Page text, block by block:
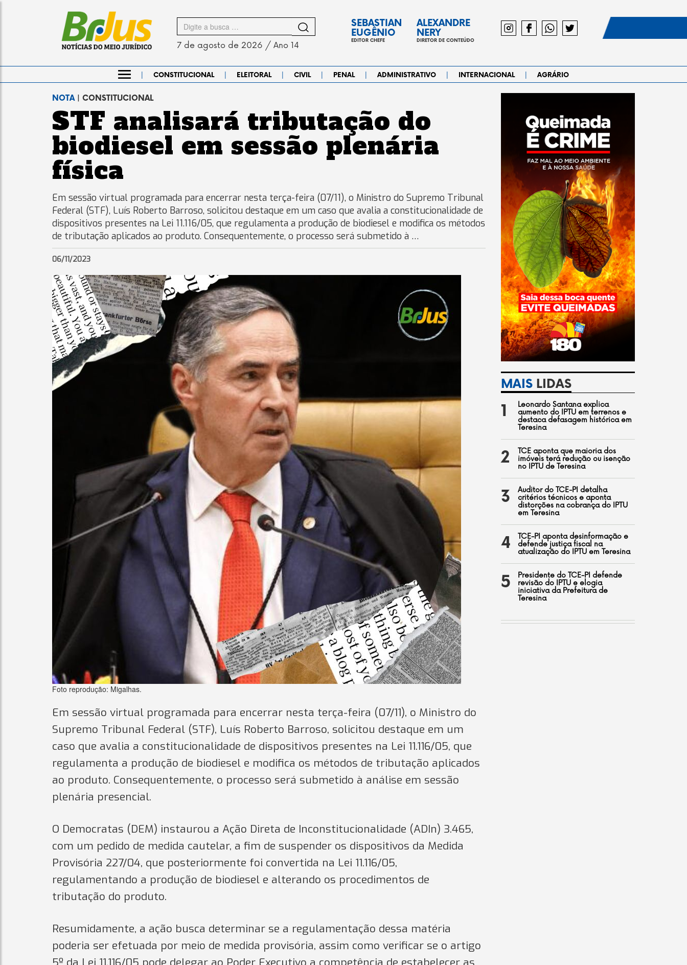
Search
for
7 de agosto de 2026 / Ano 14
SEBASTIAN
EUGÊNIO
EDITOR CHEFE
ALEXANDRE
NERY
DIRETOR DE CONTEÚDO
| CONSTITUCIONAL | ELEITORAL | CIVIL | PENAL | ADMINISTRATIVO | INTERNACIONAL | AGRÁRIO
NOTA| CONSTITUCIONAL
STF analisará tributação do
biodiesel em sessão plenária
física
Em sessão virtual programada para encerrar nesta terça-feira (07/11), o Ministro do Supremo Tribunal
Federal (STF), Luís Roberto Barroso, solicitou destaque em um caso que avalia a constitucionalidade de
dispositivos presentes na Lei 11.116/05, que regulamenta a produção de biodiesel e modifica os métodos
de tributação aplicados ao produto. Consequentemente, o processo será submetido à …
06/11/2023
Foto reprodução: Migalhas.
Em sessão virtual programada para encerrar nesta terça-feira (07/11), o Ministro do
Supremo Tribunal Federal (STF), Luís Roberto Barroso, solicitou destaque em um
caso que avalia a constitucionalidade de dispositivos presentes na Lei 11.116/05, que
regulamenta a produção de biodiesel e modifica os métodos de tributação aplicados
ao produto. Consequentemente, o processo será submetido à análise em sessão
plenária presencial.
O Democratas (DEM) instaurou a Ação Direta de Inconstitucionalidade (ADIn) 3.465,
com um pedido de medida cautelar, a fim de suspender os dispositivos da Medida
Provisória 227/04, que posteriormente foi convertida na Lei 11.116/05,
regulamentando a produção de biodiesel e alterando os procedimentos de
tributação do produto.
Resumidamente, a ação busca determinar se a regulamentação dessa matéria
poderia ser efetuada por meio de medida provisória, assim como verificar se o artigo
MAISLIDAS
1
Leonardo Santana explica
aumento do IPTU em terrenos e
destaca defasagem histórica em
Teresina
2
TCE aponta que maioria dos
imóveis terá redução ou isenção
no IPTU de Teresina
3
Auditor do TCE-PI detalha
critérios técnicos e aponta
distorções na cobrança do IPTU
em Teresina
4
TCE-PI aponta desinformação e
defende justiça fiscal na
atualização do IPTU em Teresina
5
Presidente do TCE-PI defende
revisão do IPTU e elogia
iniciativa da Prefeitura de
Teresina